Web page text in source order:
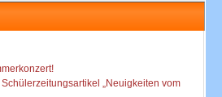
„Neuigkeiten vom